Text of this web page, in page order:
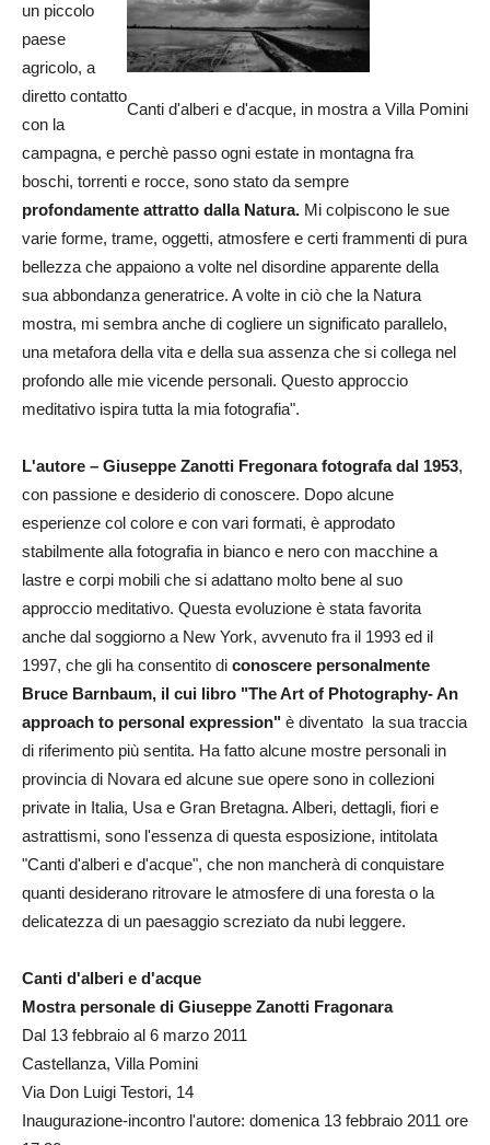
Canti d'alberi e d'acque, in mostra a Villa Pomini
un piccolo
paese
agricolo, a
diretto contatto
con la
campagna, e perchè passo ogni estate in montagna fra
boschi, torrenti e rocce, sono stato da sempre
profondamente attratto dalla Natura. Mi colpiscono le sue
varie forme, trame, oggetti, atmosfere e certi frammenti di pura
bellezza che appaiono a volte nel disordine apparente della
sua abbondanza generatrice. A volte in ciò che la Natura
mostra, mi sembra anche di cogliere un significato parallelo,
una metafora della vita e della sua assenza che si collega nel
profondo alle mie vicende personali. Questo approccio
meditativo ispira tutta la mia fotografia".
L'autore – Giuseppe Zanotti Fregonara fotografa dal 1953,
con passione e desiderio di conoscere. Dopo alcune
esperienze col colore e con vari formati, è approdato
stabilmente alla fotografia in bianco e nero con macchine a
lastre e corpi mobili che si adattano molto bene al suo
approccio meditativo. Questa evoluzione è stata favorita
anche dal soggiorno a New York, avvenuto fra il 1993 ed il
1997, che gli ha consentito di conoscere personalmente
Bruce Barnbaum, il cui libro "The Art of Photography- An
approach to personal expression" è diventato la sua traccia
di riferimento più sentita. Ha fatto alcune mostre personali in
provincia di Novara ed alcune sue opere sono in collezioni
private in Italia, Usa e Gran Bretagna. Alberi, dettagli, fiori e
astrattismi, sono l'essenza di questa esposizione, intitolata
"Canti d'alberi e d'acque", che non mancherà di conquistare
quanti desiderano ritrovare le atmosfere di una foresta o la
delicatezza di un paesaggio screziato da nubi leggere.
Canti d'alberi e d'acque
Mostra personale di Giuseppe Zanotti Fragonara
Dal 13 febbraio al 6 marzo 2011
Castellanza, Villa Pomini
Via Don Luigi Testori, 14
Inaugurazione-incontro l'autore: domenica 13 febbraio 2011 ore